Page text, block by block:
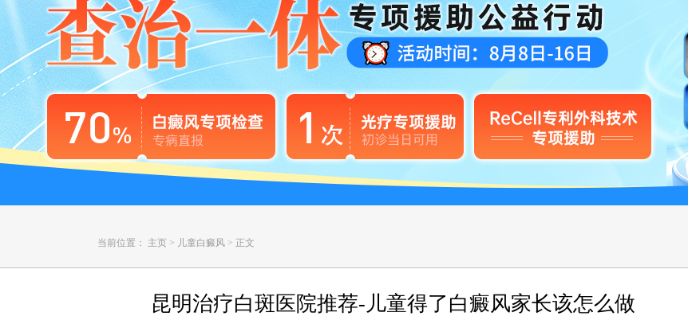
当前位置： 主页 > 儿童白癜风 > 正文
昆明治疗白斑医院推荐-儿童得了白癜风家长该怎么做